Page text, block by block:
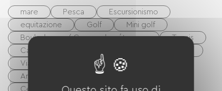
mare Pesca
Escursionismo
equitazione
Golf
Mini golf
Boulodrome / Campo da pétanque
Tennis
Campo da tennis
Via Verde
Terreno di gioco
Area pic-nic
locale notturno
Centro Fitness